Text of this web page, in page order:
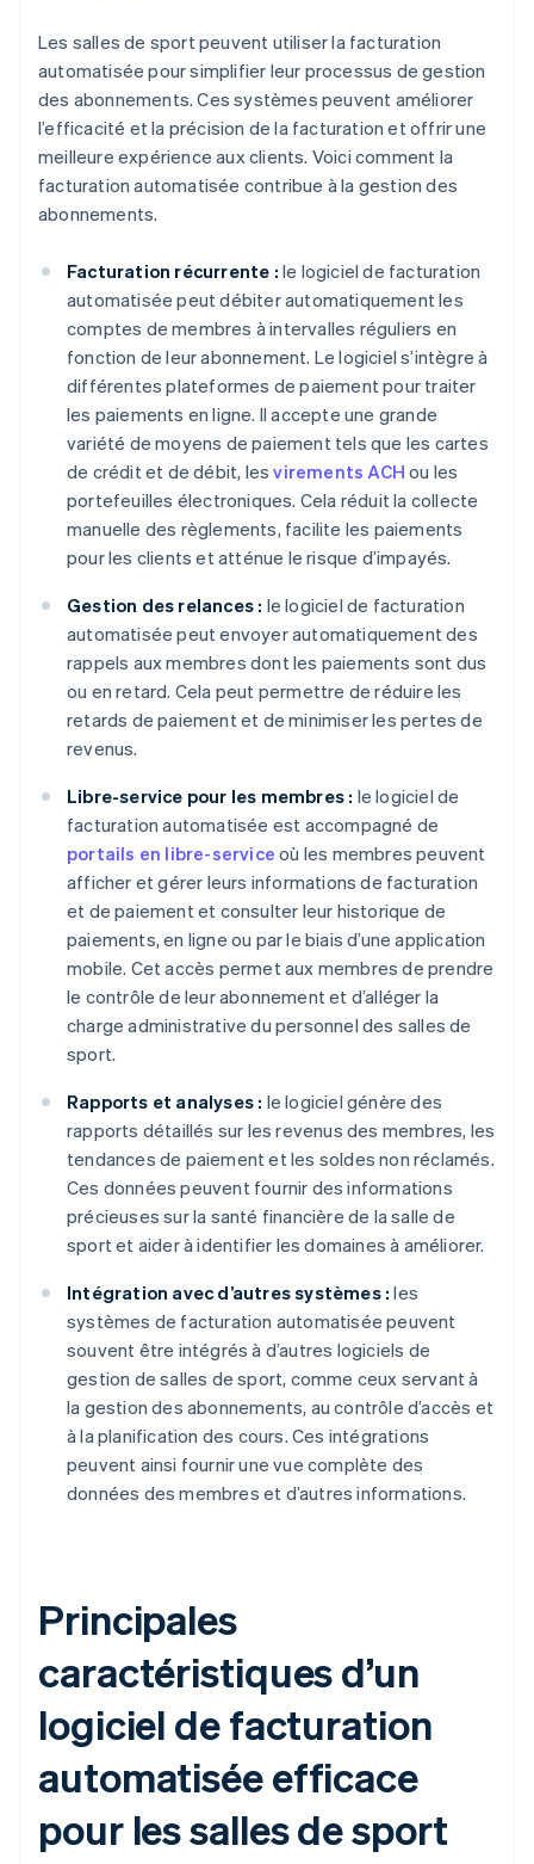
Les salles de sport peuvent utiliser la facturation
automatisée pour simplifier leur processus de gestion
des abonnements. Ces systèmes peuvent améliorer
l’efficacité et la précision de la facturation et offrir une
meilleure expérience aux clients. Voici comment la
facturation automatisée contribue à la gestion des
abonnements.
Facturation récurrente : le logiciel de facturation
automatisée peut débiter automatiquement les
comptes de membres à intervalles réguliers en
fonction de leur abonnement. Le logiciel s’intègre à
différentes plateformes de paiement pour traiter
les paiements en ligne. Il accepte une grande
variété de moyens de paiement tels que les cartes
de crédit et de débit, lesvirements ACH ou les
portefeuilles électroniques. Cela réduit la collecte
manuelle des règlements, facilite les paiements
pour les clients et atténue le risque d’impayés.
Gestion des relances : le logiciel de facturation
automatisée peut envoyer automatiquement des
rappels aux membres dont les paiements sont dus
ou en retard. Cela peut permettre de réduire les
retards de paiement et de minimiser les pertes de
revenus.
Libre-service pour les membres : le logiciel de
facturation automatisée est accompagné de
portails en libre-service où les membres peuvent
afficher et gérer leurs informations de facturation
et de paiement et consulter leur historique de
paiements, en ligne ou par le biais d’une application
mobile. Cet accès permet aux membres de prendre
le contrôle de leur abonnement et d’alléger la
charge administrative du personnel des salles de
sport.
Rapports et analyses : le logiciel génère des
rapports détaillés sur les revenus des membres, les
tendances de paiement et les soldes non réclamés.
Ces données peuvent fournir des informations
précieuses sur la santé financière de la salle de
sport et aider à identifier les domaines à améliorer.
Intégration avec d’autres systèmes : les
systèmes de facturation automatisée peuvent
souvent être intégrés à d’autres logiciels de
gestion de salles de sport, comme ceux servant à
la gestion des abonnements, au contrôle d’accès et
à la planification des cours. Ces intégrations
peuvent ainsi fournir une vue complète des
données des membres et d’autres informations.
Principales
caractéristiques d’un
logiciel de facturation
automatisée efficace
pour les salles de sport